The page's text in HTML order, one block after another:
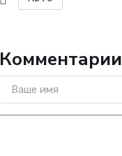
Комментарии